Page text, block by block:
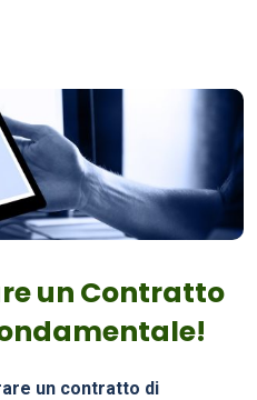
un Contratto
un contratto di